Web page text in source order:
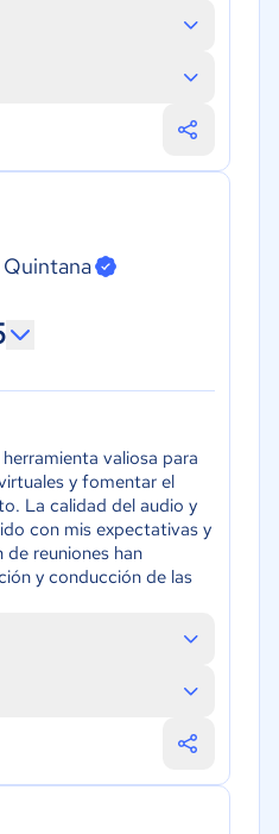
valiosa para
y fomentar el
La calidad del audio y
con mis expectativas y
reuniones han
y conducción de las